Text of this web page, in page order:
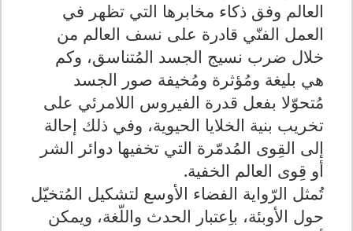
العالم وفق ذكاء مخابرها التي تظهر في
العمل الفنّي قادرة على نسف العالم من
خلال ضرب نسيج الجسد المُتناسق، وكم
هي بليغة ومُؤثرة ومُخيفة صور الجسد
مُتحوّلا بفعل قدرة الفيروس اللامرئي على
تخريب بنية الخلايا الحيوية، وفي ذلك إحالة
إلى القِوى المُدمّرة التي تخفيها دوائر الشر
أو قِوى العالم الخفية.
تُمثل الرّواية الفضاء الأوسع لتشكيل المُتخيّل
حول الأوبئة، باِعتبار الحدث واللّغة، ويمكن